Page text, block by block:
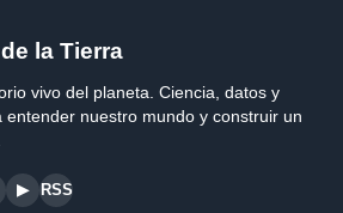
la Tierra
vivo del planeta. Ciencia, datos y
entender nuestro mundo y construir un
▶ RSS